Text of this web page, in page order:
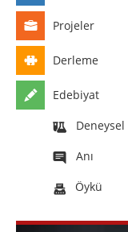
Projeler
Derleme
Edebiyat
Deneysel
Anı
Öykü